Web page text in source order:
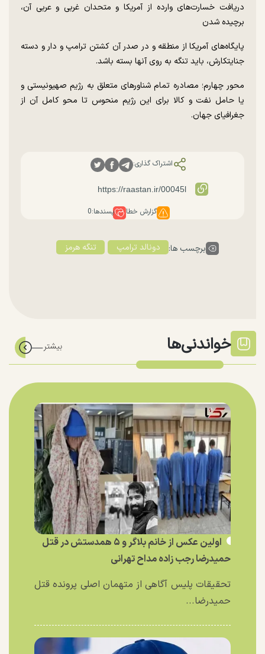
دریافت خسارت‌های وارده از آمریکا و متحدان غربی و عربی آن،
برچیده شدن
پایگاه‌های آمریکا از منطقه و در صدر آن کشتن ترامپ و دار و دسته
جنایتکارش، باید تنگه به روی آنها بسته باشد.
محور چهارم؛ مصادره تمام شناور‌های متعلق به رژیم صهیونیستی و
یا حامل نفت و کالا برای این رژیم منحوس تا محو کامل آن از
جغرافیای جهان.
اشتراک گذاری:
گزارش خطا پسندها:0
برچسب ها: دونالد ترامپ تنگه هرمز
خواندنی‌ها
اولین عکس از خانم بلاگر و ۵ همدستش در قتل
حمیدرضا رجب زاده مداح تهرانی
تحقیقات پلیس آگاهی از متهمان اصلی پرونده قتل
حمیدرضا...